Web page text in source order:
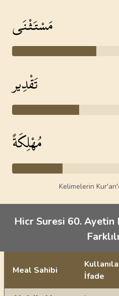
مَسْتَثْنَى
تَقْدِير
مُهْلِكَةً
Kelimelerin
Hicr Suresi 60.
Meal Sahibi
İfade